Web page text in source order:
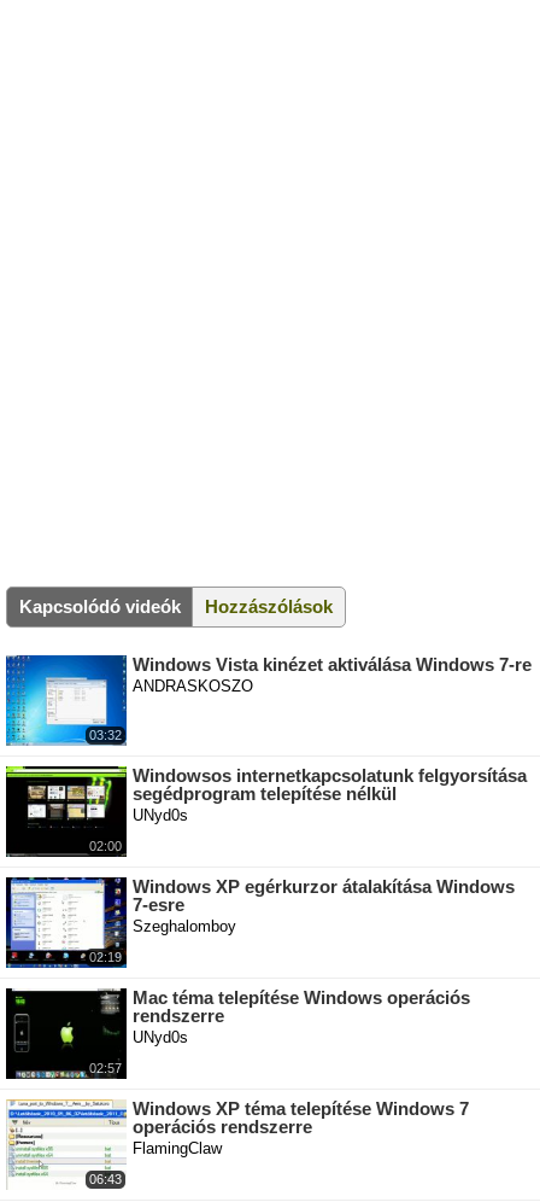
Kapcsolódó videók Hozzászólások
03:32
Windows Vista kinézet aktiválása Windows 7-re
ANDRASKOSZO
02:00
Windowsos internetkapcsolatunk felgyorsítása
segédprogram telepítése nélkül
UNyd0s
02:19
Windows XP egérkurzor átalakítása Windows
7-esre
Szeghalomboy
02:57
Mac téma telepítése Windows operációs
rendszerre
UNyd0s
06:43
Windows XP téma telepítése Windows 7
operációs rendszerre
FlamingClaw